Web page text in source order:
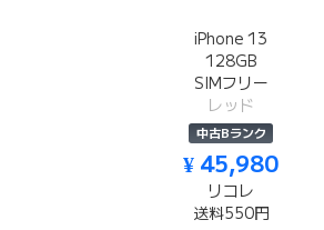
iPhone 13
128GB
SIMフリー
レッド
中古Bランク
¥ 45,980
リコレ
送料550円